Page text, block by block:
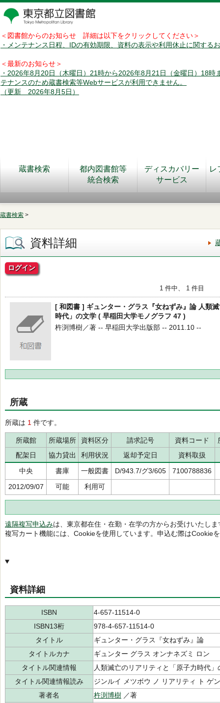
＜図書館からのお知らせ 詳細は以下をクリックしてください＞
・メンテナンス日程、IDの有効期限、資料の表示や利用休止に関する
＜最新のお知らせ＞
・2026年8月20日（木曜日）21時から2026年8月21日（金曜日）18時
テナンスのため蔵書検索等Webサービスが利用できません。
（更新 2026年8月5日）
蔵書検索
都内図書館等
統合検索
ディスカバリー
サービス
レ
蔵書検索 >
資料詳細
ログイン
1 件中、 1 件目
[ 和図書 ] ギュンター・グラス『女ねずみ』論 人類
時代」の文学 ( 早稲田大学モノグラフ 47 )
杵渕博樹／著 -- 早稲田大学出版部 -- 2011.10 --
所蔵
所蔵は 1 件です。
所蔵館 所蔵場所 資料区分 請求記号 資料コード
配架日
協力貸出 利用状況 返却予定日
資料取扱
中央
書庫 一般図書 D/943.7/グ3/605
7100788836
2012/09/07
可能 利用可
遠隔複写申込みは、東京都在住・在勤・在学の方からお受けいたしま
複写カート機能には、Cookieを使用しています。申込む際はCookie
資料詳細
ISBN
4-657-11514-0
ISBN13桁
978-4-657-11514-0
タイトル
ギュンター・グラス『女ねずみ』論
タイトルカナ
ギュンター グラス オンナネズミ ロン
タイトル関連情報
人類滅亡のリアリティと「原子力時代」
タイトル関連情報読み
ジンルイ メツボウ ノ リアリティ ト ゲ
著者名
杵渕博樹 ／著